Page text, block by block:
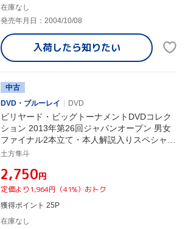
在庫なし
発売年月日：2004/10/08
入荷したら知りたい
中古
DVD・ブルーレイ
DVD
ビリヤード・ビッグトーナメントDVDコレク
ション 2013年第26回ジャパンオープン 男女
ファイナル2本立て・本人解説入りスペシャル
DVD
土方隼斗
¥2,750円
定価より1,964円（41%）おトク
獲得ポイント 25P
在庫なし